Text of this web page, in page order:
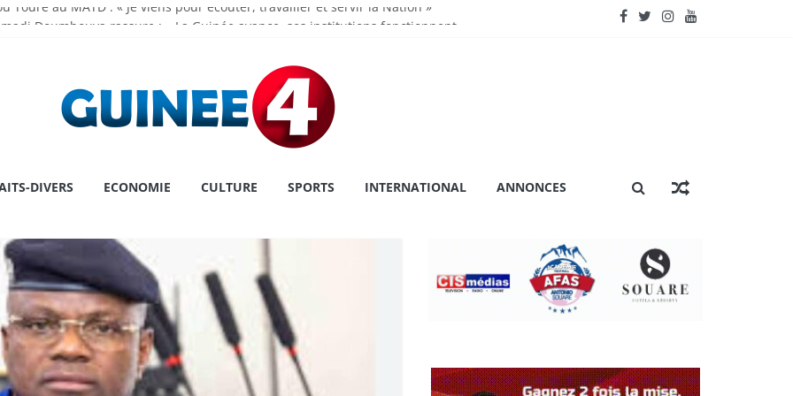
Touré au MATD : « Je viens pour écouter, travailler et servir la Nation »
: une première historique, l’institution décroche la prestigieuse certification ISO 9001
le cap sur la Grèce pour un congé
DIVERS ECONOMIE CULTURE SPORTS INTERNATIONAL ANNONCES